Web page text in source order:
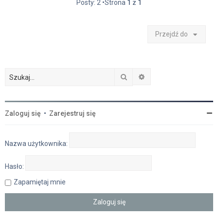
Posty: 2 •Strona 1 z 1
Przejdź do
Szukaj
Zaloguj się • Zarejestruj się
Nazwa użytkownika:
Hasło:
Zapamiętaj mnie